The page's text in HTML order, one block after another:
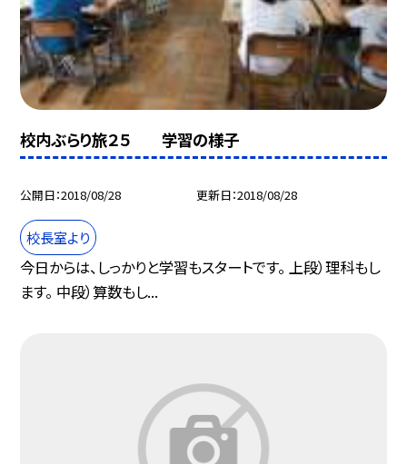
校内ぶらり旅２５ 学習の様子
公開日 2018/08/28 更新日 2018/08/28
校長室より
今日からは、しっかりと学習もスタートです。 上段）理科もし
ます。 中段）算数もし...